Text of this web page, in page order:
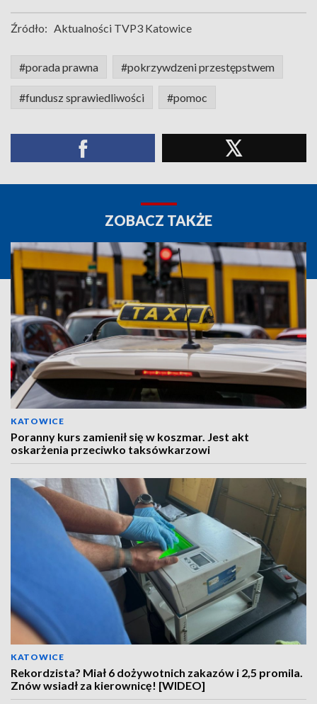
Źródło: Aktualności TVP3 Katowice
#porada prawna #pokrzywdzeni przestępstwem
#fundusz sprawiedliwości #pomoc
ZOBACZ TAKŻE
KATOWICE
Poranny kurs zamienił się w koszmar. Jest akt
oskarżenia przeciwko taksówkarzowi
KATOWICE
Rekordzista? Miał 6 dożywotnich zakazów i 2,5 promila.
Znów wsiadł za kierownicę! [WIDEO]